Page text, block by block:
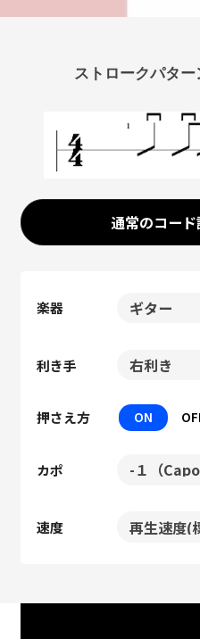
ストロークパタ
通常のコー
楽器
利き手
押さえ方 ON
カポ
速度